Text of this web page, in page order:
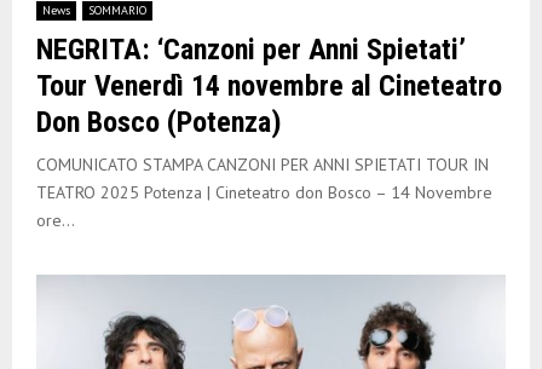
News SOMMARIO
NEGRITA: ‘Canzoni per Anni Spietati’
Tour Venerdì 14 novembre al Cineteatro
Don Bosco (Potenza)
COMUNICATO STAMPA CANZONI PER ANNI SPIETATI TOUR IN
TEATRO 2025 Potenza | Cineteatro don Bosco – 14 Novembre
ore...